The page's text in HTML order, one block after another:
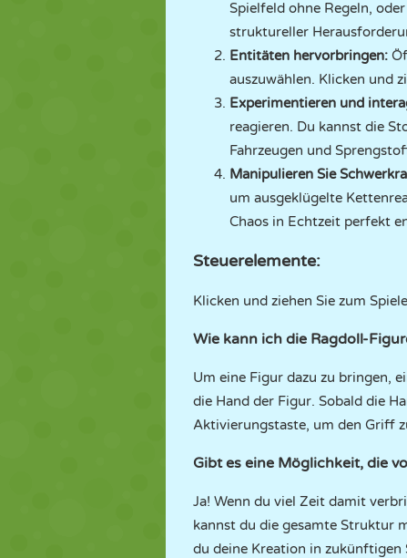
Spielfeld ohne Regeln,
struktureller
Entitäten hervorbringen:
auszuwählen. Klicken und
Experimentieren und
reagieren. Du kannst die
Fahrzeugen und
Manipulieren Sie
um ausgeklügelte
Chaos in Echtzeit perfekt
Steuerelemente:
Klicken und ziehen Sie zum
Wie kann ich die Ragdoll-
Um eine Figur dazu zu bringen,
die Hand der Figur. Sobald die
Aktivierungstaste, um den Griff
Gibt es eine Möglichkeit, die
Ja! Wenn du viel Zeit damit
kannst du die gesamte Struktur
du deine Kreation in zukünftigen